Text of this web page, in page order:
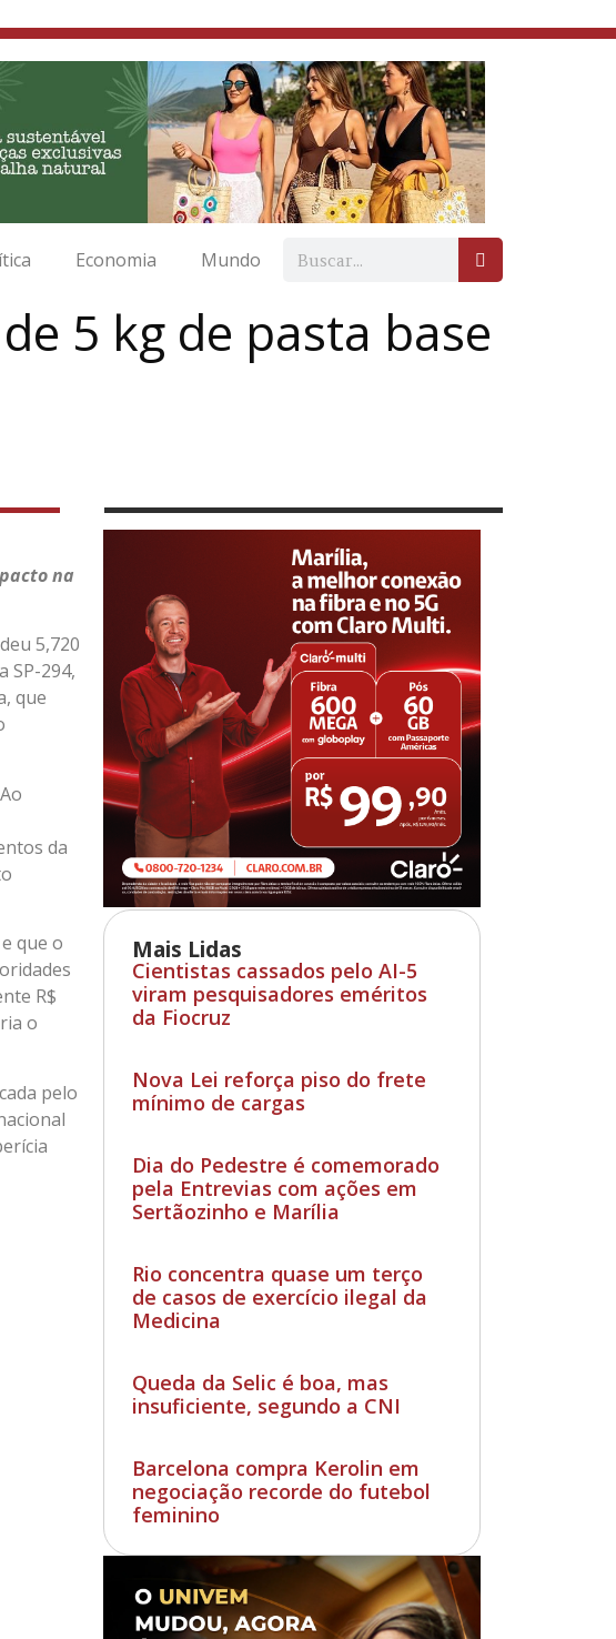
Economia Mundo
5 kg de pasta base
Mais Lidas
Cientistas cassados pelo AI-5
viram pesquisadores eméritos
da Fiocruz
Nova Lei reforça piso do frete
mínimo de cargas
Dia do Pedestre é comemorado
pela Entrevias com ações em
Sertãozinho e Marília
Rio concentra quase um terço
de casos de exercício ilegal da
Medicina
Queda da Selic é boa, mas
insuficiente, segundo a CNI
Barcelona compra Kerolin em
negociação recorde do futebol
feminino
na
5,720
SP-294,
que
da
que o
R$
o
pelo